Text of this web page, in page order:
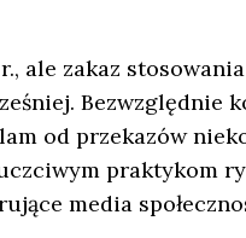
ale zakaz
Bezwzględnie
od przekazów
praktykom
media